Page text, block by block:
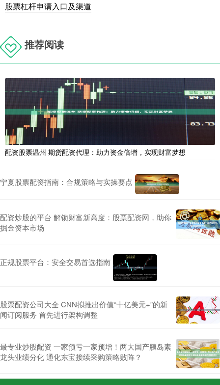
股票杠杆申请入口及渠道
推荐阅读
配资股票温州 期货配资代理：助力资金倍增，实现财富梦想
宁夏股票配资指南：合规策略与实操要点
配资炒股的平台 解锁财富新高度：股票配资网，助你
掘金资本市场
正规股票平台：安全交易首选指南
股票配资公司大全 CNN拟推出价值“十亿美元+”的新
闻订阅服务 首先进行架构调整
最专业炒股配资 一家预亏一家预增！两大国产胰岛素
龙头业绩分化 通化东宝接续采购策略败阵？